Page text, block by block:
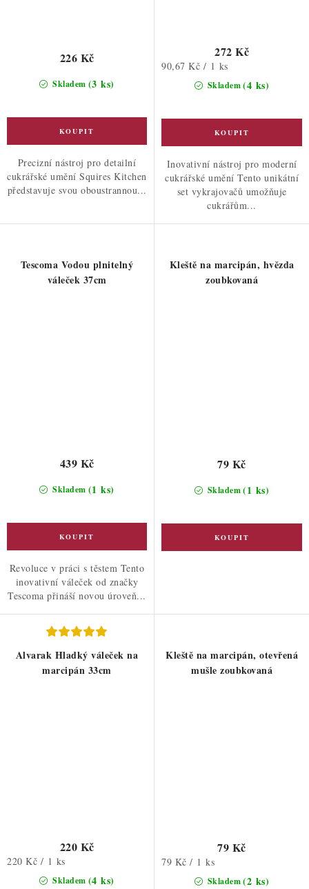
Skladem (3 ks)
226 Kč
Precizní nástroj pro detailní
cukrářské umění Squires Kitchen
představuje svou oboustrannou...
Skladem(4 ks)
272 Kč
Měrná
90,67 Kč / 1 ks
Inovativní nástroj pro moderní
cukrářské umění Tento unikátní
set vykrajovačů umožňuje
cukrářům...
Tescoma Vodou plnitelný
váleček 37cm
Skladem (1 ks)
439 Kč
Revoluce v práci s těstem Tento
inovativní váleček od značky
Tescoma přináší novou úroveň...
Kleště na marcipán, hvězda
zoubkovaná
Skladem(1 ks)
79 Kč
Alvarak Hladký váleček na
marcipán 33cm
Skladem (4 ks)
220 Kč
Měrná
220 Kč / 1 ks
Kleště na marcipán, otevřená
mušle zoubkovaná
Skladem(2 ks)
79 Kč
Měrná
79 Kč / 1 ks